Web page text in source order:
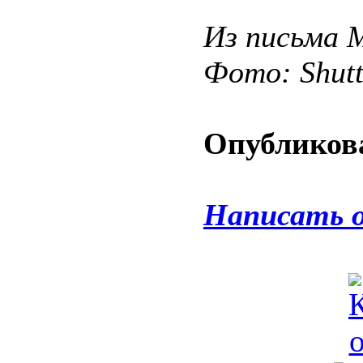
Из письма
Фото:
Написать